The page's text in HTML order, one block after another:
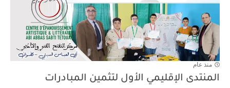
منذ عام
المنتدى الإقليمي الأول لتثمين المبادرات